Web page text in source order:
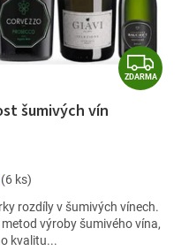
Z
D
ZDARMA
šumivých vín
(6 ks)
rozdíly v šumivých vínech.
výroby šumivého vína,
kvalitu...